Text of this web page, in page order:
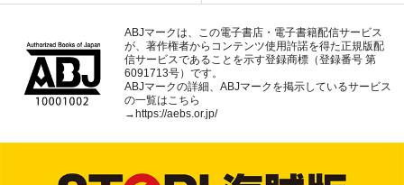
ABJマークは、この電子書店・電子書籍配信サービス
が、著作権者からコンテンツ使用許諾を得た正規版配
信サービスであることを示す登録商標（登録番号 第
6091713号）です。
ABJマークの詳細、ABJマークを掲示しているサービス
の一覧はこちら
→ https://aebs.or.jp/